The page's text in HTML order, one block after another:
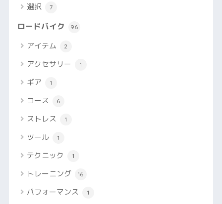
選択 7
ロードバイク 96
アイテム 2
アクセサリー 1
ギア 1
コース 6
ストレス 1
ツール 1
テクニック 1
トレーニング 16
パフォーマンス 1